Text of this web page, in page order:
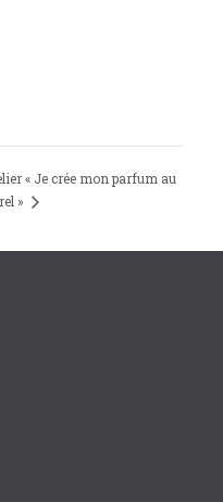
« Je crée mon parfum au
»